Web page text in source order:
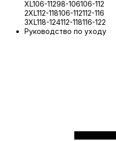
XL106-11298-106106-112
2XL112-118106-112112-116
3XL118-124112-118116-122
Руководство по уходу